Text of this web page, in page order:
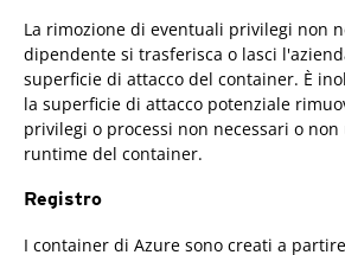
La rimozione di eventuali privilegi non
dipendente si trasferisca o lasci
superficie di attacco del container. È
la superficie di attacco potenziale
privilegi o processi non necessari o
runtime del container.
Registro
I container di Azure sono creati a